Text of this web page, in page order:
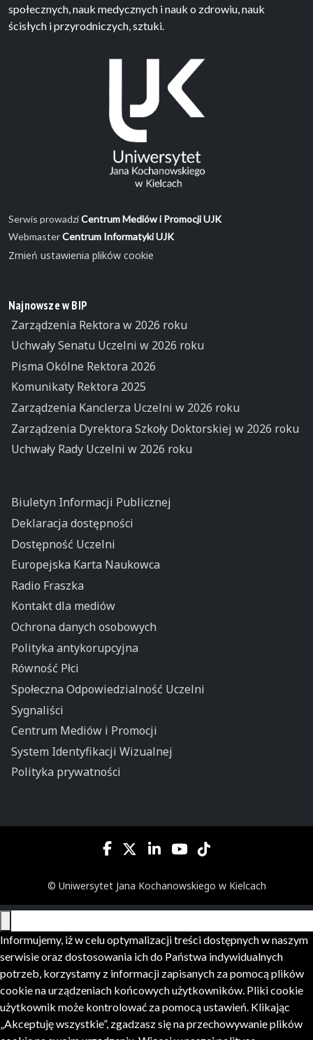
społecznych, nauk medycznych i nauk o zdrowiu, nauk
ścisłych i przyrodniczych, sztuki.
Serwis prowadziCentrum Mediów i Promocji UJK
WebmasterCentrum Informatyki UJK
Zmień ustawienia plików cookie
Najnowsze w BIP
Zarządzenia Rektora w 2026 roku
Uchwały Senatu Uczelni w 2026 roku
Pisma Okólne Rektora 2026
Komunikaty Rektora 2025
Zarządzenia Kanclerza Uczelni w 2026 roku
Zarządzenia Dyrektora Szkoły Doktorskiej w 2026 roku
Uchwały Rady Uczelni w 2026 roku
Biuletyn Informacji Publicznej
Deklaracja dostępności
Dostępność Uczelni
Europejska Karta Naukowca
Radio Fraszka
Kontakt dla mediów
Ochrona danych osobowych
Polityka antykorupcyjna
Równość Płci
Społeczna Odpowiedzialność Uczelni
Sygnaliści
Centrum Mediów i Promocji
System Identyfikacji Wizualnej
Polityka prywatności
© Uniwersytet Jana Kochanowskiego w Kielcach
Informujemy, iż w celu optymalizacji treści dostępnych w naszym
serwisie oraz dostosowania ich do Państwa indywidualnych
potrzeb, korzystamy z informacji zapisanych za pomocą plików
cookie na urządzeniach końcowych użytkowników. Pliki cookie
użytkownik może kontrolować za pomocą ustawień. Klikając
„Akceptuję wszystkie”, zgadzasz się na przechowywanie plików